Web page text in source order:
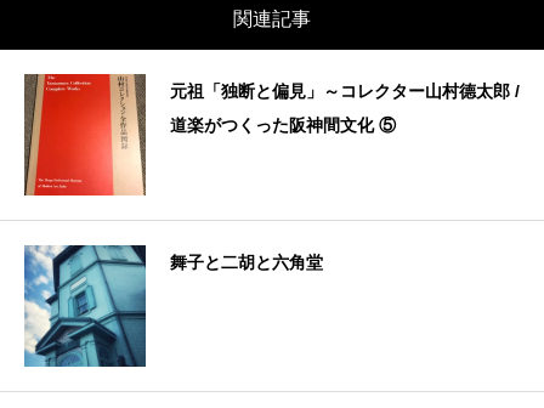
関連記事
元祖「独断と偏見」～コレクター山村德太郎 /
道楽がつくった阪神間文化 ⑤
舞子と二胡と六角堂